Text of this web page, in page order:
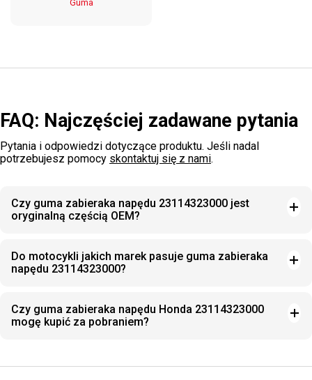
Guma
FAQ: Najczęściej zadawane pytania
Pytania i odpowiedzi dotyczące produktu. Jeśli nadal
potrzebujesz pomocy skontaktuj się z nami.
Czy guma zabieraka napędu 23114323000 jest
oryginalną częścią OEM?
Do motocykli jakich marek pasuje guma zabieraka
napędu 23114323000?
Czy guma zabieraka napędu Honda 23114323000
mogę kupić za pobraniem?